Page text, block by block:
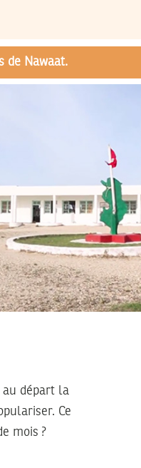
de Nawaat.
au départ la
Ce
mois ?